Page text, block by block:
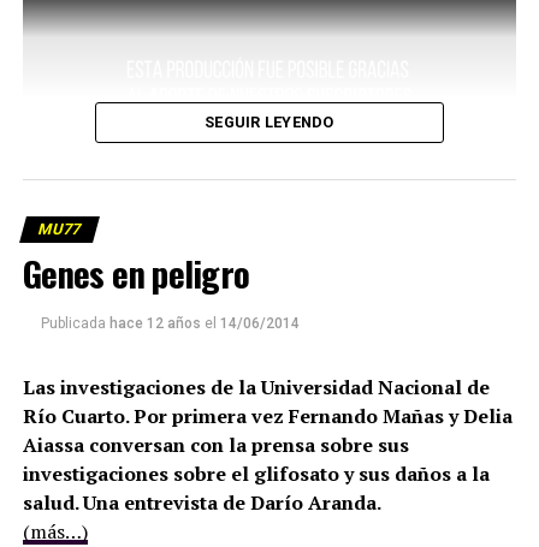
SEGUIR LEYENDO
MU77
Genes en peligro
Publicada hace 12 años el 14/06/2014
Las investigaciones de la Universidad Nacional de
Río Cuarto. Por primera vez Fernando Mañas y Delia
Aiassa conversan con la prensa sobre sus
investigaciones sobre el glifosato y sus daños a la
salud. Una entrevista de Darío Aranda.
(más…)